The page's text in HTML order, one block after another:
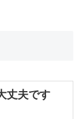
丈夫です